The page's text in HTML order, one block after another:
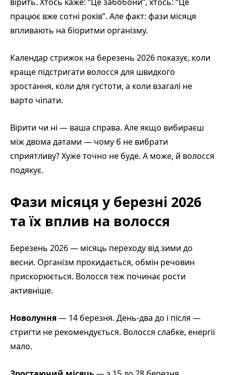
працює вже сотні років”. Але факт: фази місяця
впливають на біоритми організму.
Календар стрижок на березень 2026 показує, коли
краще підстригати волосся для швидкого
зростання, коли для густоти, а коли взагалі не
варто чіпати.
Вірити чи ні — ваша справа. Але якщо вибираєш
між двома датами — чому б не вибрати
сприятливу? Хуже точно не буде. А може, й волосся
подякує.
Фази місяця у березні 2026
та їх вплив на волосся
Березень 2026 — місяць переходу від зими до
весни. Організм прокидається, обмін речовин
прискорюється. Волосся теж починає рости
активніше.
Новолуння— 14 березня. День-два до і після —
стригти не рекомендується. Волосся слабке, енергії
мало.